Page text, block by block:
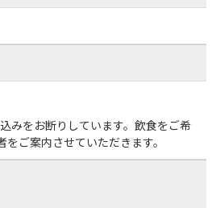
みをお断りしています。飲食をご希
ご案内させていただきます。